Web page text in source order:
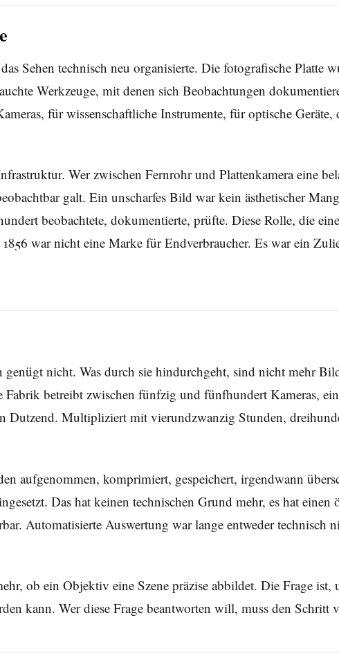
Sehen technisch neu organisierte. Die fotografische Platte
Werkzeuge, mit denen sich Beobachtungen
für wissenschaftliche Instrumente, für optische
Wer zwischen Fernrohr und Plattenkamera eine
galt. Ein unscharfes Bild war kein ästhetischer
beobachtete, dokumentierte, prüfte. Diese Rolle, die
war nicht eine Marke für Endverbraucher. Es war ein
nicht. Was durch sie hindurchgeht, sind nicht mehr
Fabrik betreibt zwischen fünfzig und fünfhundert Kameras,
Multipliziert mit vierundzwanzig Stunden,
aufgenommen, komprimiert, gespeichert, irgendwann
Das hat keinen technischen Grund mehr, es hat
Automatisierte Auswertung war lange entweder technisch
ob ein Objektiv eine Szene präzise abbildet. Die Frage ist,
kann. Wer diese Frage beantworten will, muss den